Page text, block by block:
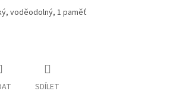
voděodolný, 1 paměť
SDÍLET